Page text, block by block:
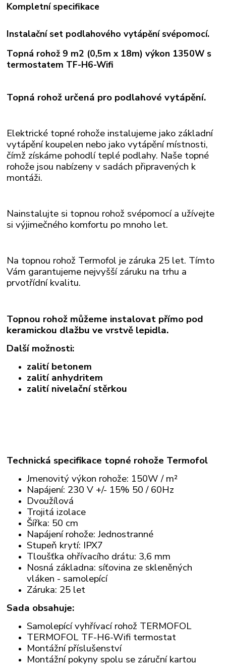
Kompletní specifikace
Instalační set podlahového vytápění svépomocí.
Topná rohož 9 m2 (0,5m x 18m) výkon 1350W s
termostatem TF-H6-Wifi
Topná rohož určená pro podlahové vytápění.
Elektrické topné rohože instalujeme jako základní
vytápění koupelen nebo jako vytápění místnosti,
čímž získáme pohodlí teplé podlahy. Naše topné
rohože jsou nabízeny v sadách připravených k
montáži.
Nainstalujte si topnou rohož svépomocí a užívejte
si výjimečného komfortu po mnoho let.
Na topnou rohož Termofol je záruka 25 let. Tímto
Vám garantujeme nejvyšší záruku na trhu a
prvotřídní kvalitu.
Topnou rohož můžeme instalovat přímo pod
keramickou dlažbu ve vrstvě lepidla.
Další možnosti:
zalití betonem
zalití anhydritem
zalití nivelační stěrkou
Technická specifikace topné rohože Termofol
Jmenovitý výkon rohože: 150W / m²
Napájení: 230 V +/- 15% 50 / 60Hz
Dvoužílová
Trojitá izolace
Šířka: 50 cm
Napájení rohože: Jednostranné
Stupeň krytí: IPX7
Tloušťka ohřívacího drátu: 3,6 mm
Nosná základna: síťovina ze skleněných
vláken - samolepící
Záruka: 25 let
Sada obsahuje:
Samolepící vyhřívací rohož TERMOFOL
TERMOFOL TF-H6-Wifi termostat
Montážní příslušenství
Montážní pokyny spolu se záruční kartou